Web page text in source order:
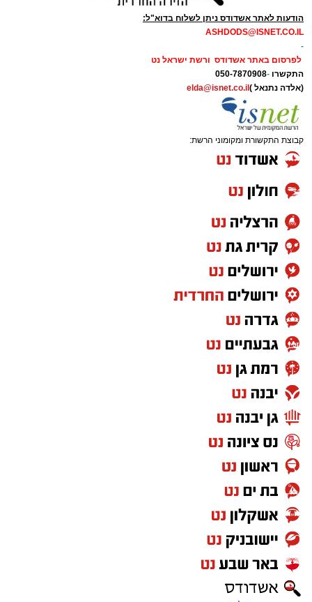
הודעות לאתר אשדודס ניתן לשלוח בדוא"ל:
ASHDODS@ISNET.CO.IL
-
לפרסום באתר אשדודס ורשת ישראל נט
התקשרו -
050-7870908
(אלדה נתנאל ) elda@isnet.co.il
קבוצת התקשורת ומקומוני הרשת: